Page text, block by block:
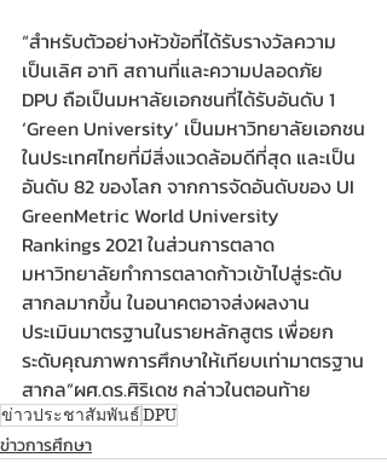
“สำหรับตัวอย่างหัวข้อที่ได้รับรางวัลความ
เป็นเลิศ อาทิ สถานที่และความปลอดภัย
DPU ถือเป็นมหาลัยเอกชนที่ได้รับอันดับ 1
‘Green University’ เป็นมหาวิทยาลัยเอกชน
ในประเทศไทยที่มีสิ่งแวดล้อมดีที่สุด และเป็น
อันดับ 82 ของโลก จากการจัดอันดับของ UI
GreenMetric World University
Rankings 2021 ในส่วนการตลาด
มหาวิทยาลัยทำการตลาดก้าวเข้าไปสู่ระดับ
สากลมากขึ้น ในอนาคตอาจส่งผลงาน
ประเมินมาตรฐานในรายหลักสูตร เพื่อยก
ระดับคุณภาพการศึกษาให้เทียบเท่ามาตรฐาน
สากล”ผศ.ดร.ศิริเดช กล่าวในตอนท้าย
ข่าวประชาสัมพันธ์DPU
ข่าวการศึกษา